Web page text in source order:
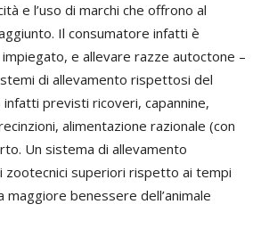
e l’uso di marchi che offrono al
Il consumatore infatti è
e allevare razze autoctone –
di allevamento rispettosi del
previsti ricoveri, capannine,
alimentazione razionale (con
Un sistema di allevamento
superiori rispetto ai tempi
benessere dell’animale